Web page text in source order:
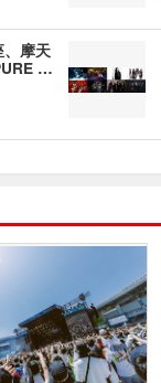
、摩天
…